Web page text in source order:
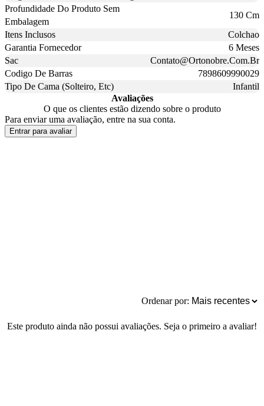
Profundidade Do Produto Sem
Embalagem
130 Cm
Itens Inclusos
Colchao
Garantia Fornecedor
6 Meses
Sac
Contato@Ortonobre.Com.Br
Codigo De Barras
7898609990029
Tipo De Cama (Solteiro, Etc)
Infantil
Avaliações
O que os clientes estão dizendo sobre o produto
Para enviar uma avaliação, entre na sua conta.
Entrar para avaliar
Ordenar por:
Este produto ainda não possui avaliações. Seja o primeiro a avaliar!